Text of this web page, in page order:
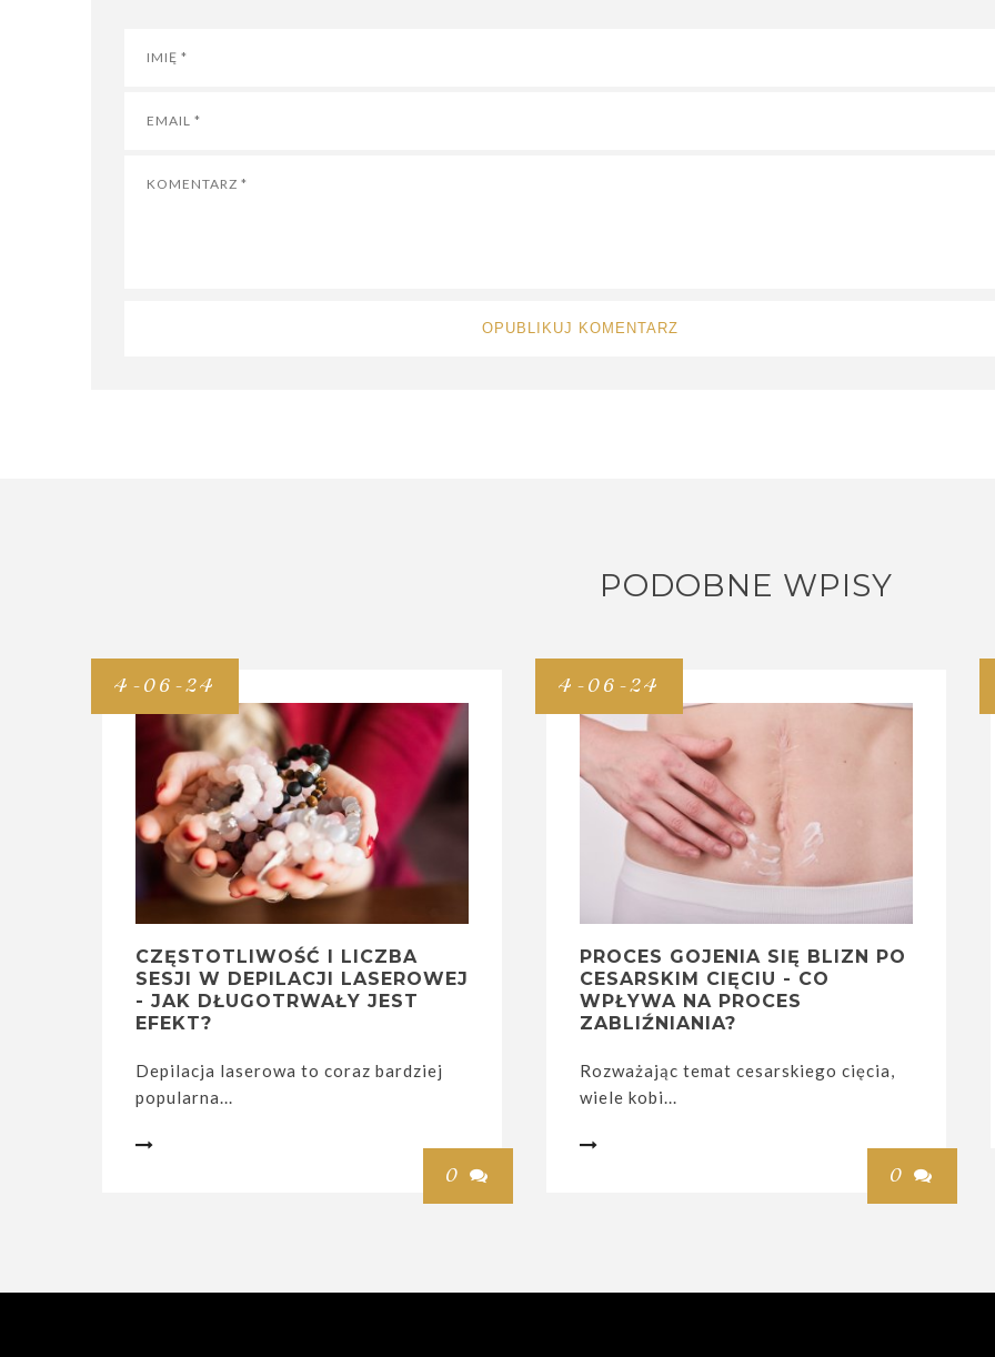
OPUBLIKUJ KOMENTARZ
PODOBNE WPISY
4-06-24
0 
CZĘSTOTLIWOŚĆ I LICZBA
SESJI W DEPILACJI LASEROWEJ
- JAK DŁUGOTRWAŁY JEST
EFEKT?
Depilacja laserowa to coraz bardziej
popularna...

4-06-24
0 
PROCES GOJENIA SIĘ BLIZN PO
CESARSKIM CIĘCIU - CO
WPŁYWA NA PROCES
ZABLIŹNIANIA?
Rozważając temat cesarskiego cięcia,
wiele kobi...
